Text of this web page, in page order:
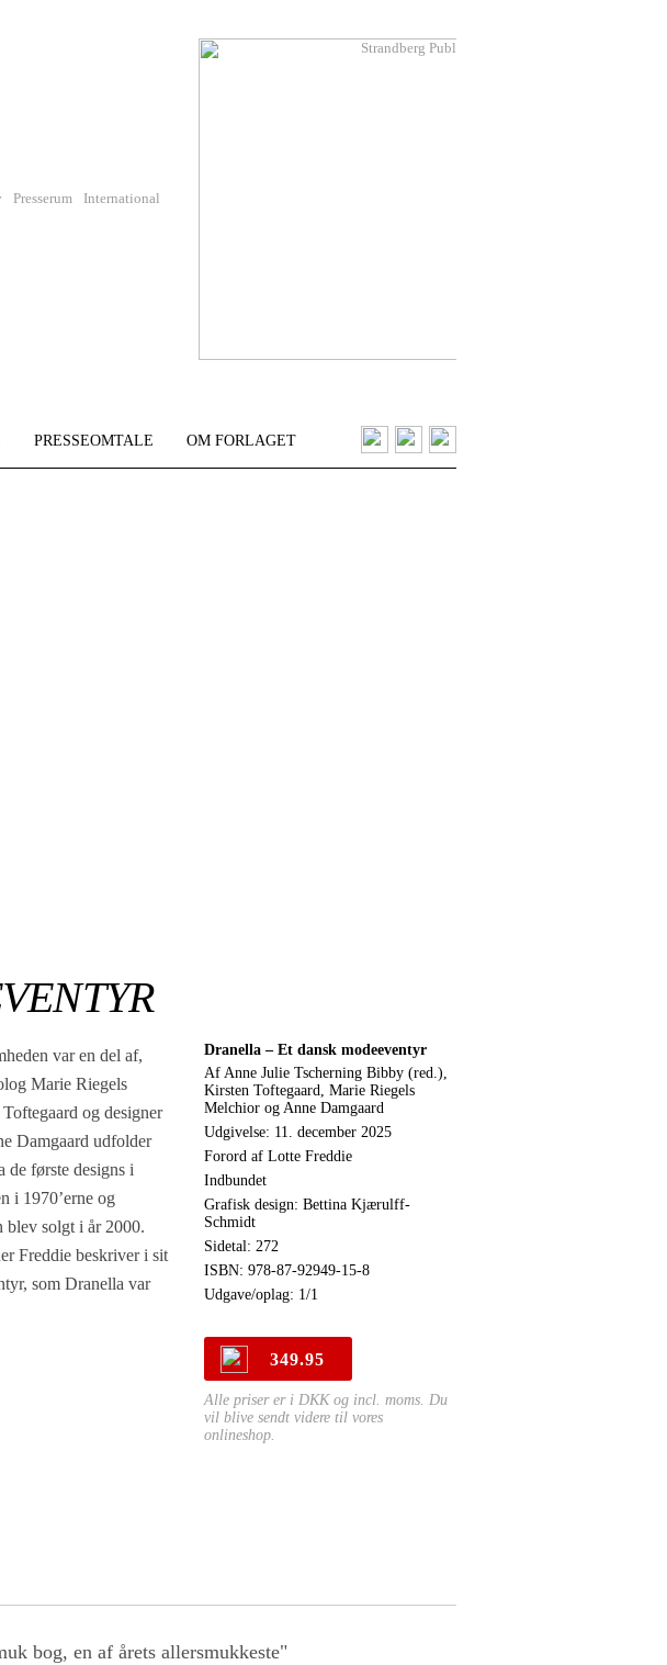
Presserum International
PRESSEOMTALE OM FORLAGET
var en del af,
Marie Riegels
og designer
Damgaard udfolder
første designs i
i 1970’erne og
blev solgt i år 2000.
Freddie beskriver i sit
som Dranella var
Dranella – Et dansk modeeventyr
Af Anne Julie Tscherning Bibby (red.),
Kirsten Toftegaard, Marie Riegels
Melchior og Anne Damgaard
Udgivelse: 11. december 2025
Forord af Lotte Freddie
Indbundet
Grafisk design: Bettina Kjærulff-
Schmidt
Sidetal: 272
ISBN: 978-87-92949-15-8
Udgave/oplag: 1/1
349.95
Alle priser er i DKK og incl. moms. Du
vil blive sendt videre til vores
onlineshop.
bog, en af årets allersmukkeste"